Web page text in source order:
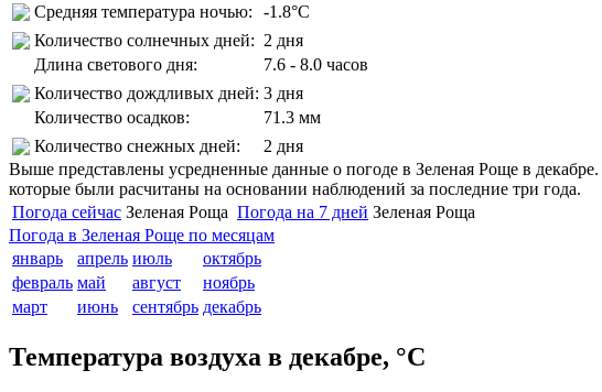
Средняя температура ночью:
-1.8°C
Количество солнечных дней: 2 дня
Длина светового дня:
7.6 - 8.0 часов
Количество дождливых дней: 3 дня
Количество осадков:
71.3 мм
Количество снежных дней:
2 дня
Выше представлены усредненные данные о погоде в Зеленая Роще в
которые были расчитаны на основании наблюдений за последние три года.
Погода сейчас Зеленая Роща Погода на 7 дней Зеленая Роща
Погода в Зеленая Роще по месяцам
январь
апрель июль
октябрь
февраль май август
ноябрь
март
июнь сентябрь декабрь
Температура воздуха в декабре, °C